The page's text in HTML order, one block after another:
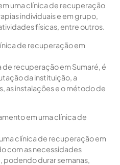
uma clínica de recuperação
individuais e em grupo,
físicas, entre outros.
de recuperação em
de recuperação em Sumaré, é
da instituição, a
as instalações e o método de
em uma clínica de
clínica de recuperação em
com as necessidades
podendo durar semanas,